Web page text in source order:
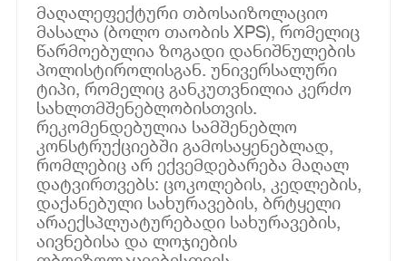
მაღალეფექტური თბოსაიზოლაციო
მასალა (ბოლო თაობის XPS), რომელიც
წარმოებულია ზოგადი დანიშნულების
პოლისტიროლისგან. უნივერსალური
ტიპი, რომელიც განკუთვნილია კერძო
სახლთმშენებლობისთვის.
რეკომენდებულია სამშენებლო
კონსტრუქციებში გამოსაყენებლად,
რომლებიც არ ექვემდებარება მაღალ
დატვირთვებს: ცოკოლების, კედლების,
დაქანებული სახურავების, ბრტყელი
არაექსპლუატურებადი სახურავების,
აივნებისა და ლოჯიების